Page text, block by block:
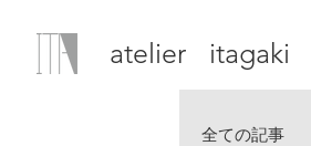
atelier itagaki
全ての記事